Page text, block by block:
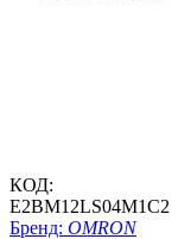
КОД:
E2BM12LS04M1C2
Бренд: OMRON